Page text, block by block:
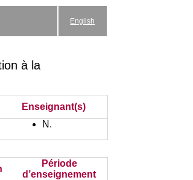
English
à la
Enseignant(s)
N.
Période
d’enseignement